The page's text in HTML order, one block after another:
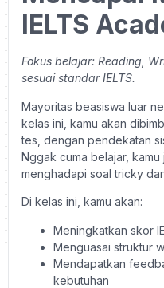
IELTS
Fokus belajar: Reading,
sesuai standar IELTS.
Mayoritas beasiswa luar
kelas ini, kamu akan
tes, dengan pendekatan
Nggak cuma belajar,
menghadapi soal tricky
Di kelas ini, kamu akan:
Meningkatkan skor
Menguasai struktur
Mendapatkan
kebutuhan